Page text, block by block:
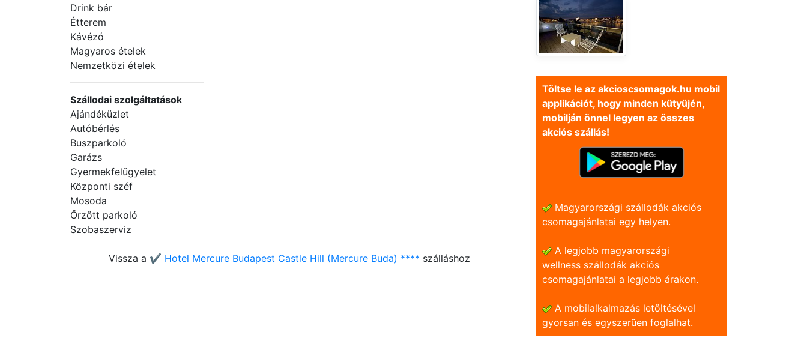
Drink bár
Étterem
Kávézó
Magyaros ételek
Nemzetközi ételek
Szállodai szolgáltatások
Ajándéküzlet
Autóbérlés
Buszparkoló
Garázs
Gyermekfelügyelet
Központi széf
Mosoda
Őrzött parkoló
Szobaszerviz
Vissza a ✔️ Hotel Mercure Budapest Castle Hill (Mercure Buda) **** szálláshoz
Töltse le az akcioscsomagok.hu mobil
applikációt, hogy minden kütyüjén,
mobilján önnel legyen az összes
akciós szállás!
Magyarországi szállodák akciós
csomagajánlatai egy helyen.
A legjobb magyarországi
wellness szállodák akciós
csomagajánlatai a legjobb árakon.
A mobilalkalmazás letöltésével
gyorsan és egyszerũen foglalhat.